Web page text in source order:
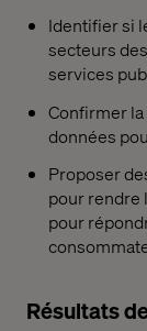
Identifier si
secteurs
services
Confirmer
données
Proposer
pour rendre
pour
Résultats